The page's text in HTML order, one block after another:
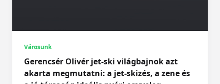
Városunk
Gerencsér Olivér jet-ski világbajnok azt
akarta megmutatni: a jet-skizés, a zene és